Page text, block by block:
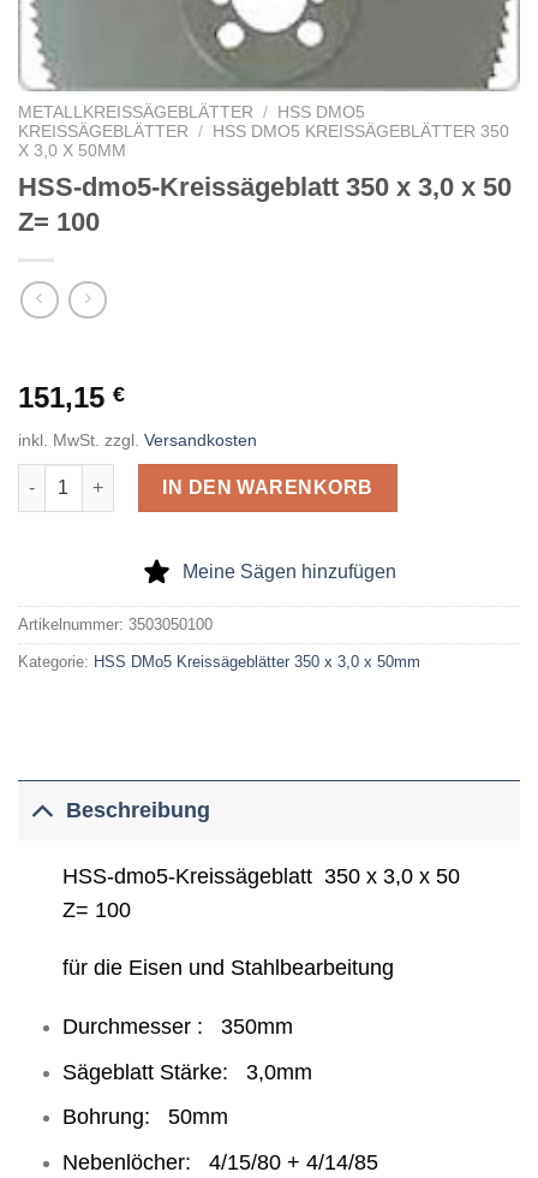
METALLKREISSÄGEBLÄTTER /
HSS DMO5
KREISSÄGEBLÄTTER
/
HSS DMO5 KREISSÄGEBLÄTTER 350
X 3,0 X 50MM
HSS-dmo5-Kreissägeblatt 350 x 3,0 x 50
Z= 100
151,15 €
inkl. MwSt. zzgl. Versandkosten
HSS-dmo5-Kreissägeblatt 350 x 3,0 x 50 Z= 100 Menge
IN DEN WARENKORB
Meine Sägen hinzufügen
Artikelnummer: 3503050100
Kategorie: HSS DMo5 Kreissägeblätter 350 x 3,0 x 50mm
Beschreibung
HSS-dmo5-Kreissägeblatt 350 x 3,0 x 50
Z= 100
für die Eisen und Stahlbearbeitung
Durchmesser : 350mm
Sägeblatt Stärke: 3,0mm
Bohrung: 50mm
Nebenlöcher: 4/15/80 + 4/14/85